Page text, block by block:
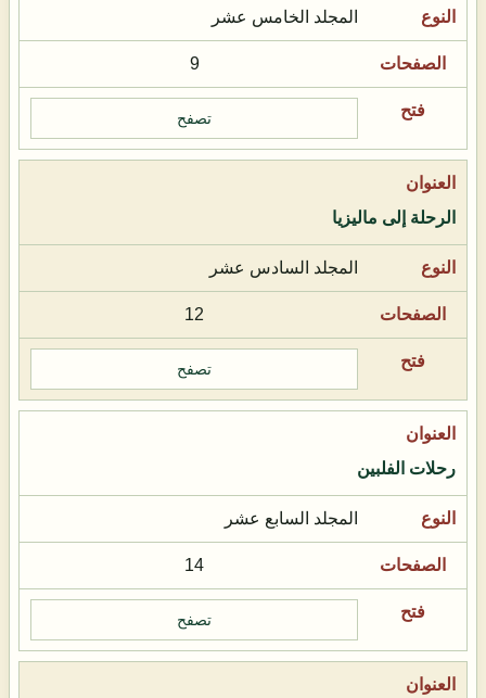
المجلد الخامس عشر
9
تصفح
الرحلة إلى ماليزيا
المجلد السادس عشر
12
تصفح
رحلات الفلبين
المجلد السابع عشر
14
تصفح